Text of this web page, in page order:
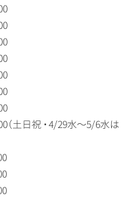
（土日祝・4/29水～5/6水は